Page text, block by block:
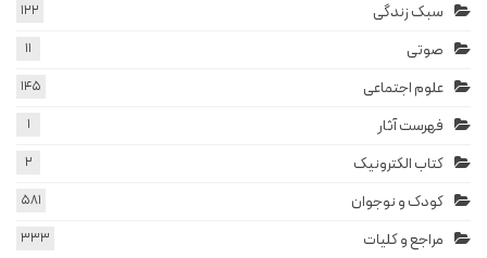
سبک زندگی 122
صوتی 11
علوم اجتماعی 145
فهرست آثار 1
کتاب الکترونیک 2
کودک و نوجوان 581
مراجع و کلیات 333